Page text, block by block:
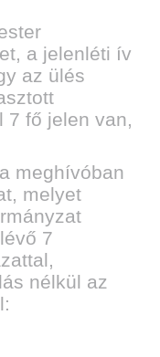
a jelenléti ív
az ülés
7 fő jelen van,
meghívóban
melyet
7
nélkül az